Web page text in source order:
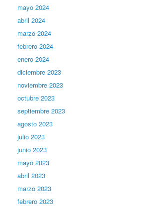
mayo 2024
abril 2024
marzo 2024
febrero 2024
enero 2024
diciembre 2023
noviembre 2023
octubre 2023
septiembre 2023
agosto 2023
julio 2023
junio 2023
mayo 2023
abril 2023
marzo 2023
febrero 2023